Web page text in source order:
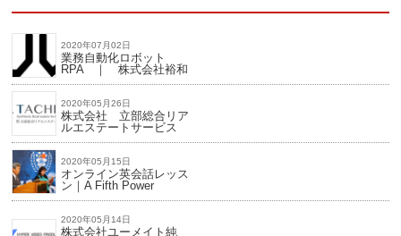
2020年07月02日
業務自動化ロボット
RPA ｜ 株式会社裕和
2020年05月26日
株式会社 立部総合リア
ルエステートサービス
2020年05月15日
オンライン英会話レッス
ン｜A Fifth Power
2020年05月14日
株式会社ユーメイト純